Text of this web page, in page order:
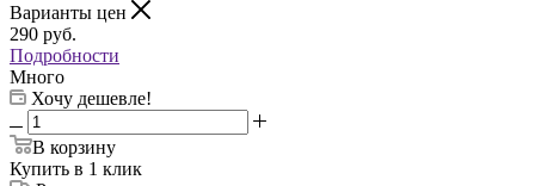
Варианты цен
290 руб.
Подробности
Много
Хочу дешевле!
В корзину
Купить в 1 клик